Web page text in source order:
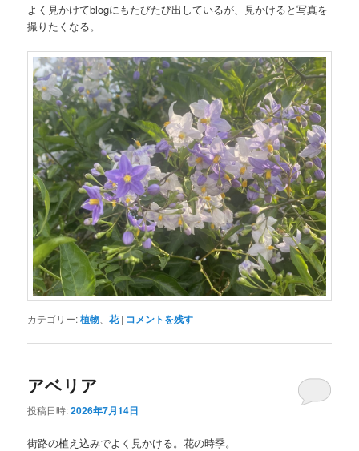
よく見かけてblogにもたびたび出しているが、見かけると写真を
撮りたくなる。
カテゴリー:植物 、花 | コメントを残す
アベリア
投稿日時:2026年7月14日
街路の植え込みでよく見かける。花の時季。